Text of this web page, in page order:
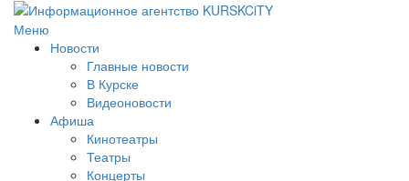
Меню
Новости
Главные новости
В Курске
Видеоновости
Афиша
Кинотеатры
Театры
Концерты